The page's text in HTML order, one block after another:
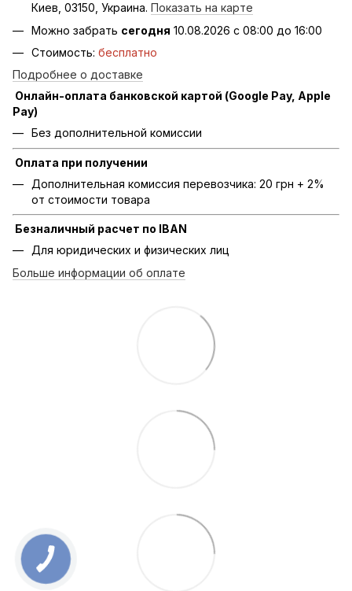
Киев, 03150, Украина. Показать на карте
Можно забрать сегодня 10.08.2026 с 08:00 до 16:00
Стоимость: бесплатно
Подробнее о доставке
Онлайн-оплата банковской картой (Google Pay, Apple
Pay)
Без дополнительной комиссии
Оплата при получении
Дополнительная комиссия перевозчика: 20 грн + 2%
от стоимости товара
Безналичный расчет по IBAN
Для юридических и физических лиц
Больше информации об оплате